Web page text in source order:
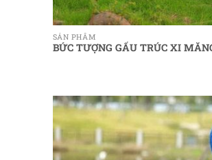
SẢN PHẨM
BỨC TƯỢNG GẤU TRÚC XI